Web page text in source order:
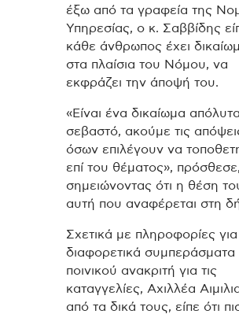
έξω από τα γραφεία της
Υπηρεσίας, ο κ. Σαββίδης
κάθε άνθρωπος έχει
στα πλαίσια του Νόμου, να
εκφράζει την άποψή του.
«Είναι ένα δικαίωμα απόλυτα
σεβαστό, ακούμε τις
όσων επιλέγουν να
επί του θέματος», πρόσθεσε,
σημειώνοντας ότι η θέση
αυτή που αναφέρεται στη
Σχετικά με πληροφορίες για
διαφορετικά συμπεράσματα
ποινικού ανακριτή για τις
καταγγελίες, Αχιλλέα
από τα δικά τους, είπε ότι